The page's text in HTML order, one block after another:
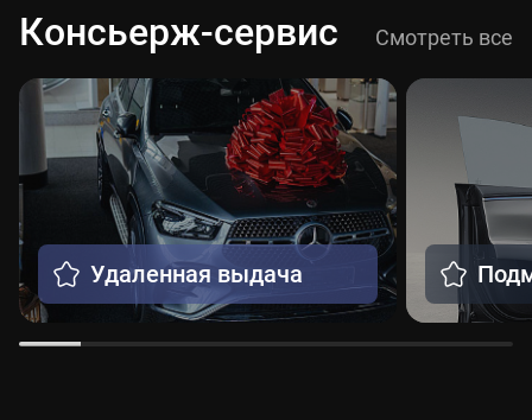
Консьерж-сервис Смотреть все
Удаленная выдача